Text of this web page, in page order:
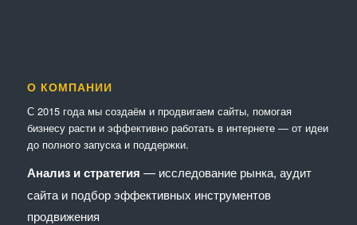
О КОМПАНИИ
С 2015 года мы создаём и продвигаем сайты, помогая
бизнесу расти и эффективно работать в интернете — от идеи
до полного запуска и поддержки.
Анализ и стратегия — исследование рынка, аудит
сайта и подбор эффективных инструментов
продвижения